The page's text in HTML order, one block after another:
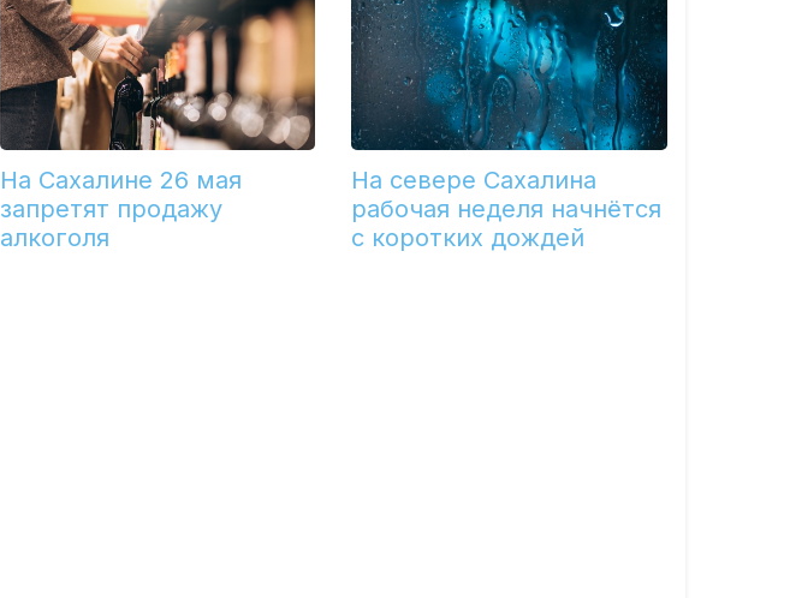
На Сахалине 26 мая
запретят продажу
алкоголя
На севере Сахалина
рабочая неделя начнётся
с коротких дождей